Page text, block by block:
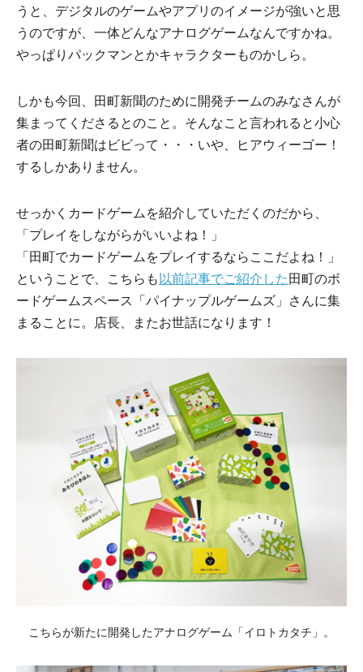
うと、デジタルのゲームやアプリのイメージが強いと思
うのですが、⼀体どんなアナログゲームなんですかね。
やっぱりパックマンとかキャラクターものかしら。
しかも今回、⽥町新聞のために開発チームのみなさんが
集まってくださるとのこと。そんなこと言われると小心
者の田町新聞はビビって・・・いや、ヒアウィーゴー！
するしかありません。
せっかくカードゲームを紹介していただくのだから、
「プレイをしながらがいいよね！」
「⽥町でカードゲームをプレイするならここだよね！」
ということで、こちらも以前記事でご紹介した⽥町のボ
ードゲームスペース「パイナップルゲームズ」さんに集
まることに。店⻑、またお世話になります！
こちらが新たに開発したアナログゲーム「イロトカタチ」。